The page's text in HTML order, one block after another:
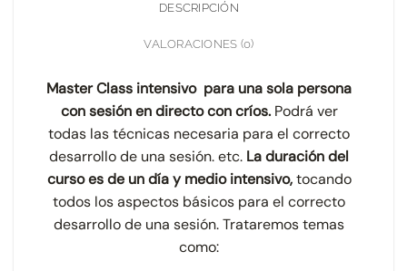
DESCRIPCIÓN
VALORACIONES (0)
Master Class intensivo para una sola persona
con sesión en directo con críos. Podrá ver
todas las técnicas necesaria para el correcto
desarrollo de una sesión. etc. La duración del
curso es de un día y medio intensivo,tocando
todos los aspectos básicos para el correcto
desarrollo de una sesión. Trataremos temas
como: